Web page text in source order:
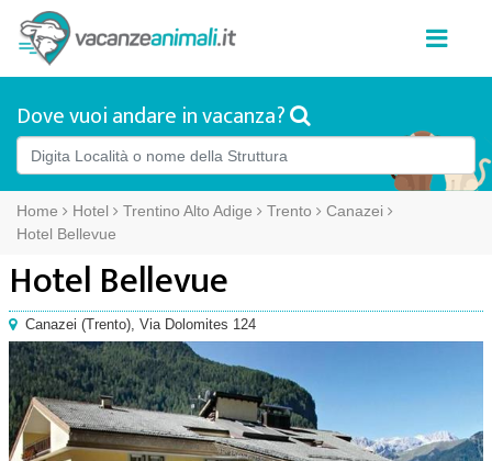
Dove vuoi andare in vacanza?
Home Hotel Trentino Alto Adige Trento
Canazei
Hotel Bellevue
Hotel Bellevue
Canazei (Trento), Via Dolomites 124